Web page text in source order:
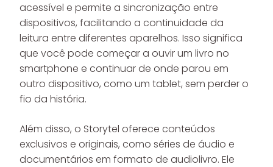
acessível e permite a sincronização entre
dispositivos, facilitando a continuidade da
leitura entre diferentes aparelhos. Isso significa
que você pode começar a ouvir um livro no
smartphone e continuar de onde parou em
outro dispositivo, como um tablet, sem perder o
fio da história.
Além disso, o Storytel oferece conteúdos
exclusivos e originais, como séries de áudio e
documentários em formato de audiolivro. Ele